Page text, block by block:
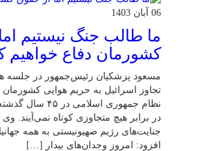
06 آبان 1403
ما طالب جنگ نیستیم
کشورمان دفاع خواهیم
مسعود پزشکیان رئیس‌جمهور در جلسه
تجاوز اسرائیل به حریم هوایی
نظام جمهوری
در برابر هیچ متجاوزی کوتاه نمی‌آیند. وی
جنایت‌های رژیم صهیونیستی به همه
افزود: امروز وجدان‌های بیدار […]